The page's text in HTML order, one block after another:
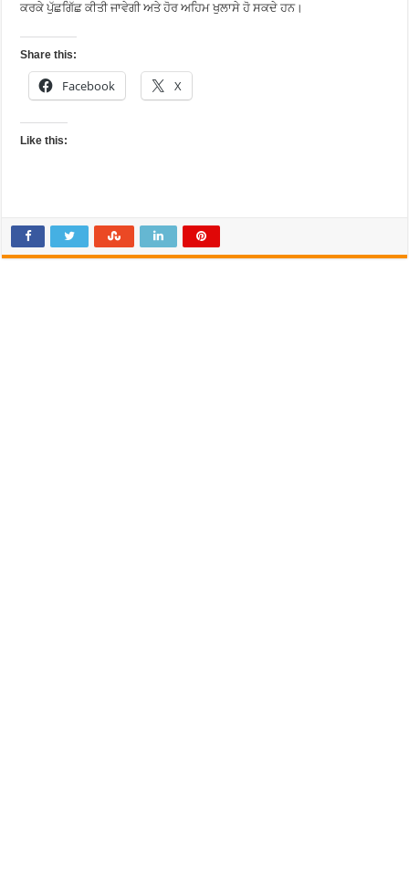
ਕਰਕੇ ਪੁੱਛਗਿੱਛ ਕੀਤੀ ਜਾਵੇਗੀ ਅਤੇ ਹੋਰ ਅਹਿਮ ਖੁਲਾਸੇ ਹੋ ਸਕਦੇ ਹਨ।
Share this:
Facebook X
Like this: